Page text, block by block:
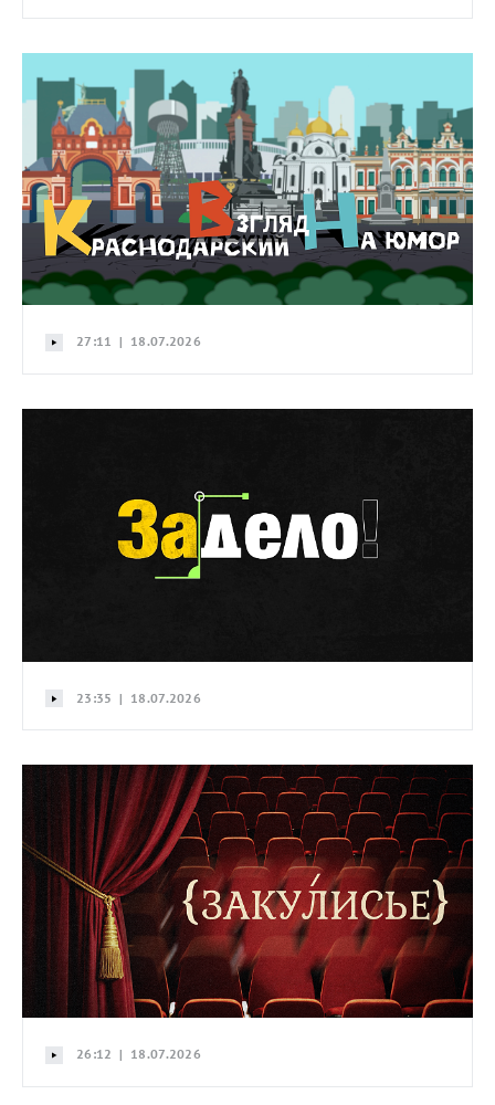
27:11 | 18.07.2026
23:35 | 18.07.2026
26:12 | 18.07.2026